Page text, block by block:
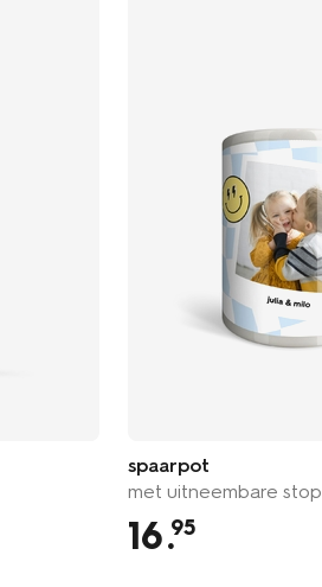
spaarpot
met uitneembare stop
16.95